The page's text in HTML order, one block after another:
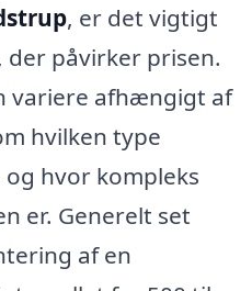
, er det vigtigt
der påvirker prisen.
variere afhængigt af
hvilken type
hvor kompleks
er. Generelt set
af en